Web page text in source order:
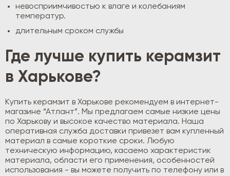
невосприимчивостью к влаге и колебаниям
температур.
длительным сроком службы
Где лучше купить керамзит
в Харькове?
Купить керамзит в Харькове рекомендуем в интернет-
магазине “Атлант”. Мы предлагаем самые низкие цены
по Харькову и высокое качество материала. Наша
оперативная служба доставки привезет вам купленный
материал в самые короткие сроки. Любую
техническую информацию, касаемо характеристик
материала, области его применения, особенностей
использования - вы можете получить по телефону или в